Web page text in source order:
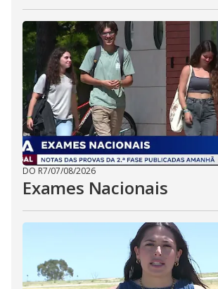
DO R7/07/08/2026
Exames Nacionais